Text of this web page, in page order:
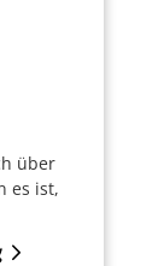
über
es ist,